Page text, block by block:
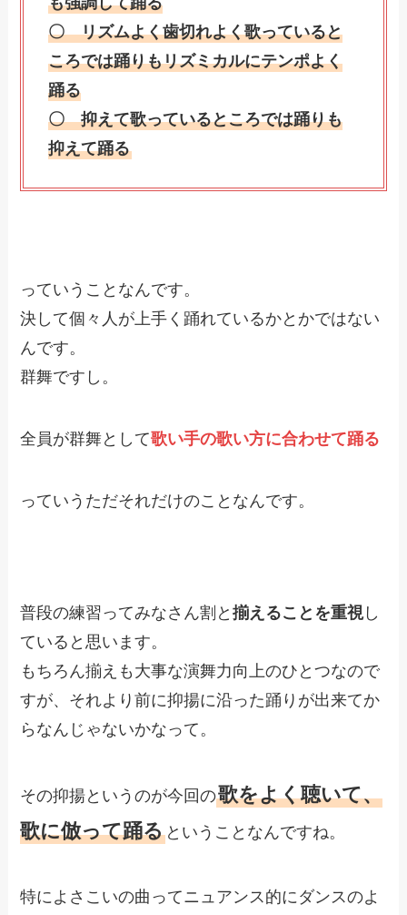
〇 リズムよく歯切れよく歌っていると
ころでは踊りもリズミカルにテンポよく
踊る
〇 抑えて歌っているところでは踊りも
抑えて踊る
っていうことなんです。
決して個々人が上手く踊れているかとかではない
んです。
群舞ですし。
全員が群舞として歌い手の歌い方に合わせて踊る
っていうただそれだけのことなんです。
普段の練習ってみなさん割と揃えることを重視し
ていると思います。
もちろん揃えも大事な演舞力向上のひとつなので
すが、それより前に抑揚に沿った踊りが出来てか
らなんじゃないかなって。
その抑揚というのが今回の歌をよく聴いて、
歌に倣って踊る ということなんですね。
特によさこいの曲ってニュアンス的にダンスのよ